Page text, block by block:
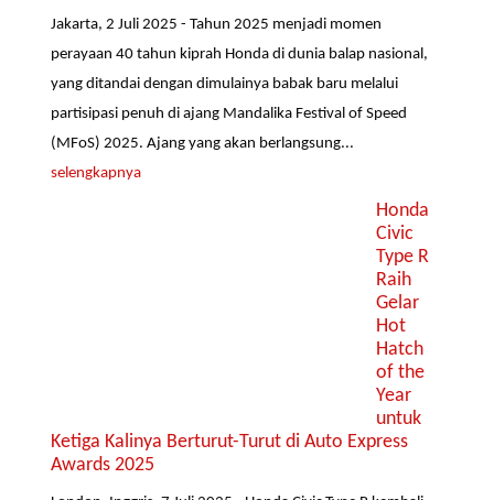
Jakarta, 2 Juli 2025 - Tahun 2025 menjadi momen
perayaan 40 tahun kiprah Honda di dunia balap nasional,
yang ditandai dengan dimulainya babak baru melalui
partisipasi penuh di ajang Mandalika Festival of Speed
(MFoS) 2025. Ajang yang akan berlangsung...
selengkapnya
Honda
Civic
Type R
Raih
Gelar
Hot
Hatch
of the
Year
untuk
Ketiga Kalinya Berturut-Turut di Auto Express
Awards 2025